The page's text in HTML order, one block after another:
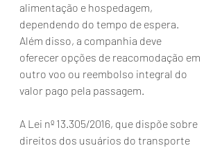
alimentação e hospedagem,
dependendo do tempo de espera.
Além disso, a companhia deve
oferecer opções de reacomodação em
outro voo ou reembolso integral do
valor pago pela passagem.
A Lei nº 13.305/2016, que dispõe sobre
direitos dos usuários do transporte